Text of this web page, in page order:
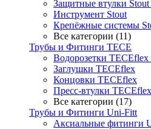
Защитные втулки
Инструмент Stout
Крепёжные системы
Все категории (11)
Трубы и Фитинги TECE
Водорозетки
Заглушки TECEflex
Концовки TECEflex
Пресс-втулки TECEflex
Все категории (17)
Трубы и Фитинги Uni-Fitt
Аксиальные фитинги